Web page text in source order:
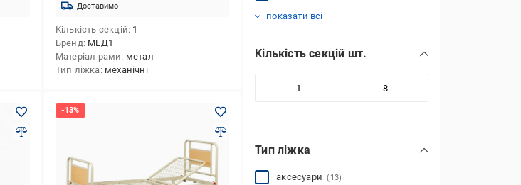
Доставимо
Кількість секцій 1
Бренд МЕД1
Матеріал рами метал
Тип ліжка механічні
показати всі
Кількість секцій шт.
Тип ліжка
аксесуари(13)